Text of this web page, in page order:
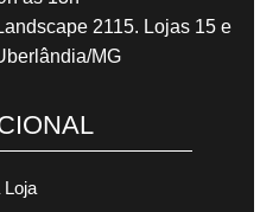
2115. Lojas 15 e
MG
Loja